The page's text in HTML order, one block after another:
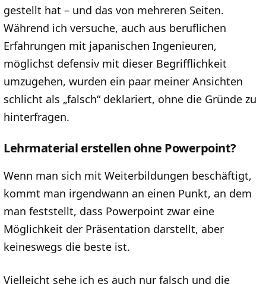
gestellt hat – und das von mehreren Seiten.
Während ich versuche, auch aus beruflichen
Erfahrungen mit japanischen Ingenieuren,
möglichst defensiv mit dieser Begrifflichkeit
umzugehen, wurden ein paar meiner Ansichten
schlicht als „falsch“ deklariert, ohne die Gründe zu
hinterfragen.
Lehrmaterial erstellen ohne Powerpoint?
Wenn man sich mit Weiterbildungen beschäftigt,
kommt man irgendwann an einen Punkt, an dem
man feststellt, dass Powerpoint zwar eine
Möglichkeit der Präsentation darstellt, aber
keineswegs die beste ist.
Vielleicht sehe ich es auch nur falsch und die